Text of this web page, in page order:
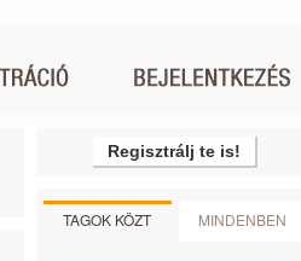
Regisztrálj te is!
TAGOK KÖZT MINDENBEN